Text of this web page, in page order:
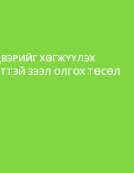
ХӨГЖҮҮЛЭХ
ЗЭЭЛ ОЛГОХ ТӨСӨЛ